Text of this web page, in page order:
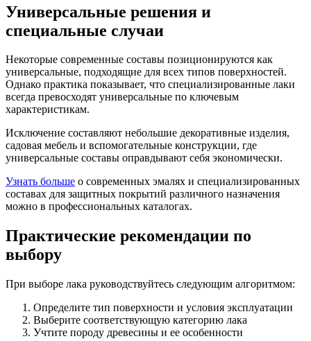
Универсальные решения и
специальные случаи
Некоторые современные составы позиционируются как
универсальные, подходящие для всех типов поверхностей.
Однако практика показывает, что специализированные лаки
всегда превосходят универсальные по ключевым
характеристикам.
Исключение составляют небольшие декоративные изделия,
садовая мебель и вспомогательные конструкции, где
универсальные составы оправдывают себя экономически.
Узнать больше о современных эмалях и специализированных
составах для защитных покрытий различного назначения
можно в профессиональных каталогах.
Практические рекомендации по
выбору
При выборе лака руководствуйтесь следующим алгоритмом:
Определите тип поверхности и условия эксплуатации
Выберите соответствующую категорию лака
Учтите породу древесины и ее особенности